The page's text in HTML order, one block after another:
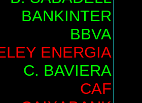
BANKINTER
BBVA
ENERGIA
C. BAVIERA
CAF